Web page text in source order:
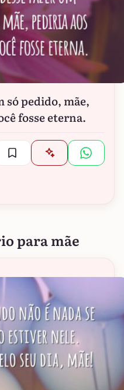
só pedido, mãe,
fosse eterna.
para mãe